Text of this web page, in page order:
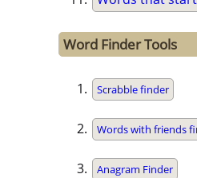
Word Finder Tools
Scrabble finder
Words with friends
Anagram Finder